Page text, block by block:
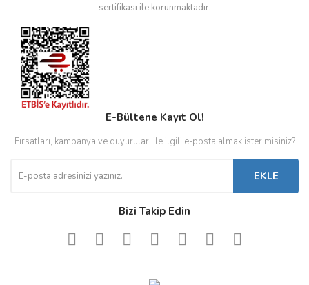
sertifikası ile korunmaktadır.
E-Bültene Kayıt Ol!
Fırsatları, kampanya ve duyuruları ile ilgili e-posta almak ister misiniz?
EKLE
Bizi Takip Edin